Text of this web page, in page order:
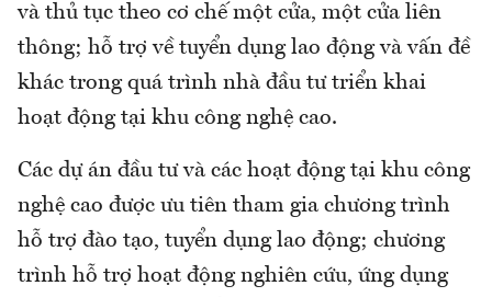
và thủ tục theo cơ chế một cửa, một cửa liên
thông; hỗ trợ về tuyển dụng lao động và vấn đề
khác trong quá trình nhà đầu tư triển khai
hoạt động tại khu công nghệ cao.
Các dự án đầu tư và các hoạt động tại khu công
nghệ cao được ưu tiên tham gia chương trình
hỗ trợ đào tạo, tuyển dụng lao động; chương
trình hỗ trợ hoạt động nghiên cứu, ứng dụng